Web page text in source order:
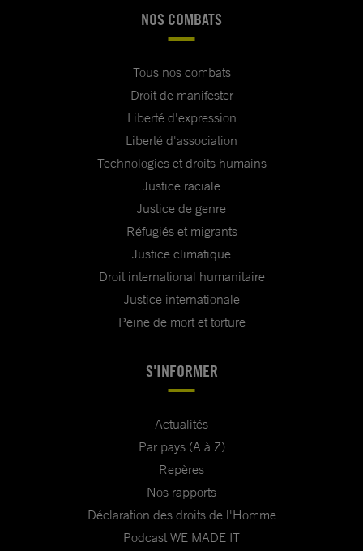
NOS COMBATS
Tous nos combats
Droit de manifester
Liberté d'expression
Liberté d'association
Technologies et droits humains
Justice raciale
Justice de genre
Réfugiés et migrants
Justice climatique
Droit international humanitaire
Justice internationale
Peine de mort et torture
S'INFORMER
Actualités
Par pays (A à Z)
Repères
Nos rapports
Déclaration des droits de l'Homme
Podcast WE MADE IT